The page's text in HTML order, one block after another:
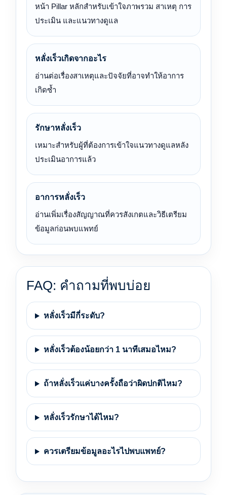
หน้า Pillar หลักสำหรับเข้าใจภาพรวม สาเหตุ การ
ประเมิน และแนวทางดูแล
หลั่งเร็วเกิดจากอะไร
อ่านต่อเรื่องสาเหตุและปัจจัยที่อาจทำให้อาการ
เกิดซ้ำ
รักษาหลั่งเร็ว
เหมาะสำหรับผู้ที่ต้องการเข้าใจแนวทางดูแลหลัง
ประเมินอาการแล้ว
อาการหลั่งเร็ว
อ่านเพิ่มเรื่องสัญญาณที่ควรสังเกตและวิธีเตรียม
ข้อมูลก่อนพบแพทย์
FAQ: คำถามที่พบบ่อย
หลั่งเร็วมีกี่ระดับ?
หลั่งเร็วต้องน้อยกว่า 1 นาทีเสมอไหม?
ถ้าหลั่งเร็วแค่บางครั้งถือว่าผิดปกติไหม?
หลั่งเร็วรักษาได้ไหม?
ควรเตรียมข้อมูลอะไรไปพบแพทย์?